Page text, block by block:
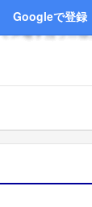
Googleで登録